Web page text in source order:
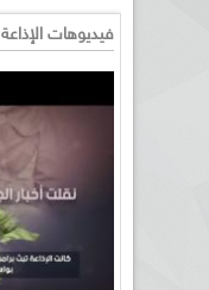
فيديوهات الإذاعة